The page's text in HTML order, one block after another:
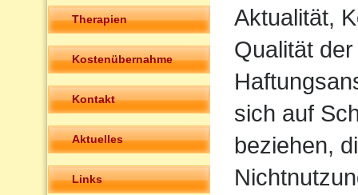
Therapien
Kostenübernahme
Kontakt
Aktuelles
Links
Aktualität,
Qualität
sich auf
beziehen,